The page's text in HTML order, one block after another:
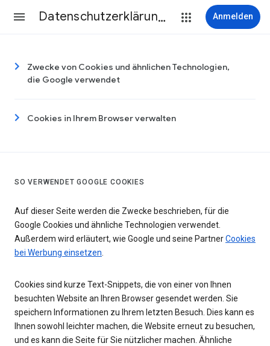
Datenschutzerklärung & Nutzungsbedingungen Anmelden
Zwecke von Cookies und ähnlichen Technologien,
die Google verwendet
Cookies in Ihrem Browser verwalten
SO VERWENDET GOOGLE COOKIES
Auf dieser Seite werden die Zwecke beschrieben, für die
Google Cookies und ähnliche Technologien verwendet.
Außerdem wird erläutert, wie Google und seine PartnerCookies
bei Werbung einsetzen.
Cookies sind kurze Text-Snippets, die von einer von Ihnen
besuchten Website an Ihren Browser gesendet werden. Sie
speichern Informationen zu Ihrem letzten Besuch. Dies kann es
Ihnen sowohl leichter machen, die Website erneut zu besuchen,
und es kann die Seite für Sie nützlicher machen. Ähnliche